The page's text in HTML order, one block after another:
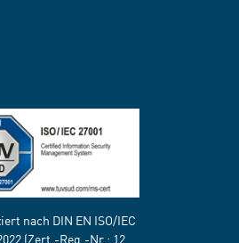
nach DIN EN ISO/IEC
(Zert.-Reg.-Nr.: 12